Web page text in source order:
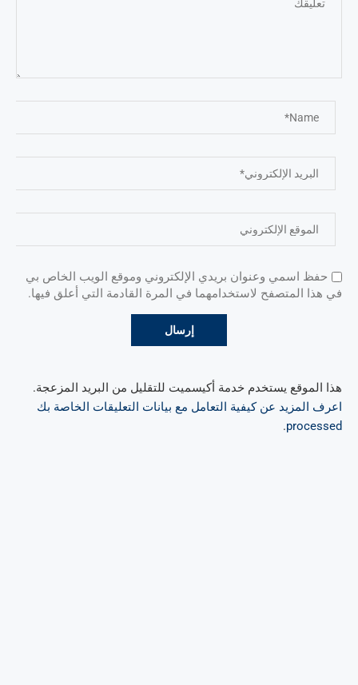
حفظ اسمي وعنوان بريدي الإلكتروني وموقع الويب الخاص بي
في هذا المتصفح لاستخدامهما في المرة القادمة التي أعلق فيها.
هذا الموقع يستخدم خدمة أكيسميت للتقليل من البريد المزعجة.
اعرف المزيد عن كيفية التعامل مع بيانات التعليقات الخاصة بك
processed
.